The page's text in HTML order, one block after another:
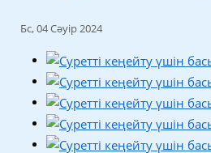
Бс, 04 Сәуір 2024